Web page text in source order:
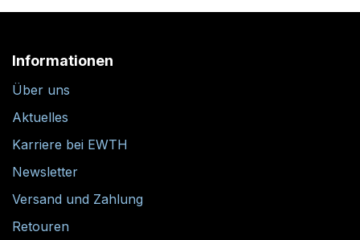
Informationen
Über uns
Aktuelles
Karriere bei EWTH
Newsletter
Versand und Zahlung
Retouren